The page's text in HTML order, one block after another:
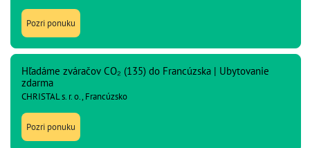
Pozri ponuku
Hľadáme zváračov CO₂ (135) do Francúzska | Ubytovanie
zdarma
CHRISTAL s. r. o., Francúzsko
Pozri ponuku